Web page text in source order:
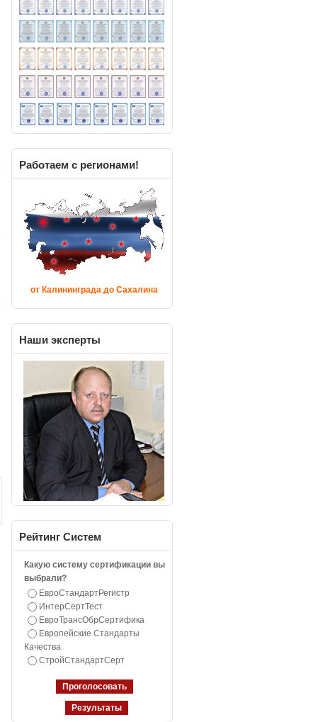
Работаем с регионами!
от Калининграда до Сахалина
Наши эксперты
Рейтинг Систем
Какую систему сертификации вы
выбрали?
ЕвроСтандартРегистр
ИнтерСертТест
ЕвроТрансОбрСертифика
Европейские Стандарты
Качества
СтройСтандартСерт